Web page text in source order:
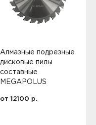
Алмазные подрезные
дисковые пилы
составные
MEGAPOLUS
от 12100 р.